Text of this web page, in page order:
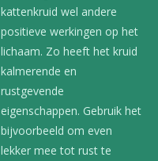
kattenkruid wel andere
positieve werkingen op het
lichaam. Zo heeft het kruid
kalmerende en
rustgevende
eigenschappen. Gebruik het
bijvoorbeeld om even
lekker mee tot rust te